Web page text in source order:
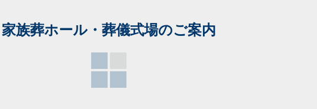
家族葬ホール・葬儀式場のご案内